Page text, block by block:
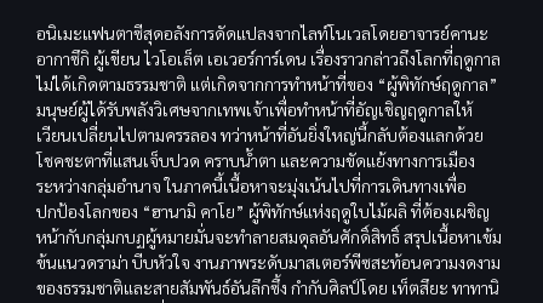
อนิเมะแฟนตาซีสุดอลังการดัดแปลงจากไลท์โนเวลโดยอาจารย์คานะ
อากาซึกิ ผู้เขียน ไวโอเล็ต เอเวอร์การ์เดน เรื่องราวกล่าวถึงโลกที่ฤดูกาล
ไม่ได้เกิดตามธรรมชาติ แต่เกิดจากการทำหน้าที่ของ “ผู้พิทักษ์ฤดูกาล”
มนุษย์ผู้ได้รับพลังวิเศษจากเทพเจ้าเพื่อทำหน้าที่อัญเชิญฤดูกาลให้
เวียนเปลี่ยนไปตามครรลอง ทว่าหน้าที่อันยิ่งใหญ่นี้กลับต้องแลกด้วย
โชคชะตาที่แสนเจ็บปวด คราบน้ำตา และความขัดแย้งทางการเมือง
ระหว่างกลุ่มอำนาจ ในภาคนี้เนื้อหาจะมุ่งเน้นไปที่การเดินทางเพื่อ
ปกป้องโลกของ “ฮานามิ คาโย” ผู้พิทักษ์แห่งฤดูใบไม้ผลิ ที่ต้องเผชิญ
หน้ากับกลุ่มกบฏผู้หมายมั่นจะทำลายสมดุลอันศักดิ์สิทธิ์ สรุปเนื้อหาเข้ม
ข้นแนวดราม่า บีบหัวใจ งานภาพระดับมาสเตอร์พีซสะท้อนความงดงาม
ของธรรมชาติและสายสัมพันธ์อันลึกซึ้ง กำกับศิลป์โดย เท็ตสึยะ ทาทานิ